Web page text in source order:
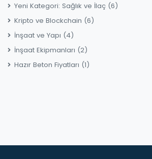
Yeni Kategori: Sağlık ve İlaç (6)
Kripto ve Blockchain (6)
İnşaat ve Yapı (4)
İnşaat Ekipmanları (2)
Hazır Beton Fiyatları (1)